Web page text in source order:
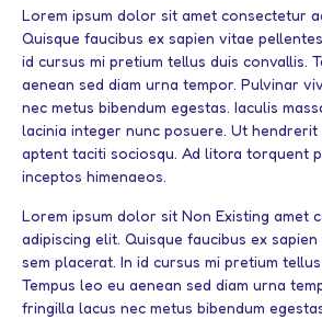
Lorem ipsum dolor sit amet consectetur
Quisque faucibus ex sapien vitae
id cursus mi pretium tellus duis convallis.
aenean sed diam urna tempor. Pulvinar
nec metus bibendum egestas. Iaculis
lacinia integer nunc posuere. Ut hendrerit
aptent taciti sociosqu. Ad litora torquent
inceptos himenaeos.
Lorem ipsum dolor sit Non Existing amet
adipiscing elit. Quisque faucibus ex
sem placerat. In id cursus mi pretium
Tempus leo eu aenean sed diam urna
fringilla lacus nec metus bibendum